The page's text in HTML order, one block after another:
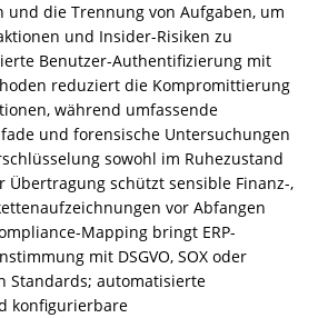
und die Trennung von Aufgaben, um
und Insider-Risiken zu
Benutzer-Authentifizierung mit
reduziert die Kompromittierung
während umfassende
und forensische Untersuchungen
sowohl im Ruhezustand
Übertragung schützt sensible Finanz-,
vor Abfangen
Mapping bringt ERP-
mit DSGVO, SOX oder
Standards; automatisierte
konfigurierbare